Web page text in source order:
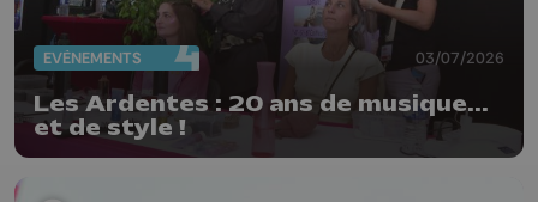
EVÈNEMENTS 03/07/2026
Les Ardentes : 20 ans de musique...
et de style !